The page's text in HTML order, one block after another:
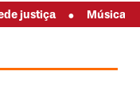
• Música ao vivo,